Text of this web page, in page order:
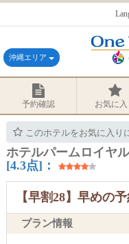
沖縄エリア
予約確認 お気に入
このホテルをお気に入り
ホテルパームロイヤ
[4.3点]：
【早割28】早めの
プラン情報